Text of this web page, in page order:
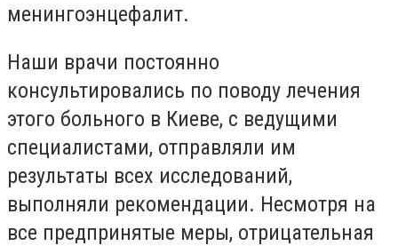
менингоэнцефалит.
Наши врачи постоянно
консультировались по поводу лечения
этого больного в Киеве, с ведущими
специалистами, отправляли им
результаты всех исследований,
выполняли рекомендации. Несмотря на
все предпринятые меры, отрицательная